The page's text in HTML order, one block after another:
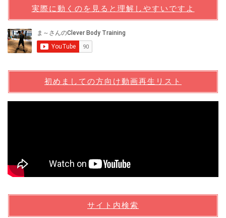
実際に動くのを見ると理解しやすいですよ
初めましての方向け動画再生リスト
サイト内検索